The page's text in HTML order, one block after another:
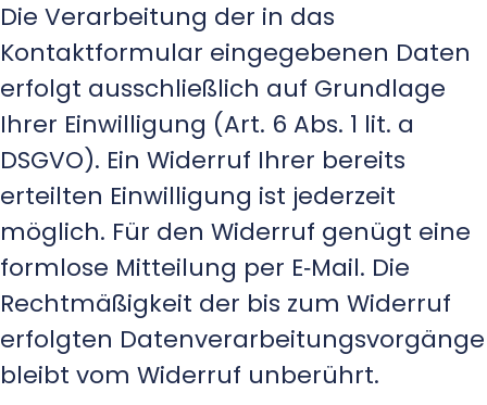
Die Verarbeitung der in das
Kontaktformular eingegebenen Daten
erfolgt ausschließlich auf Grundlage
Ihrer Einwilligung (Art. 6 Abs. 1 lit. a
DSGVO). Ein Widerruf Ihrer bereits
erteilten Einwilligung ist jederzeit
möglich. Für den Widerruf genügt eine
formlose Mitteilung per E‑Mail. Die
Rechtmäßigkeit der bis zum Widerruf
erfolgten Datenverarbeitungsvorgänge
bleibt vom Widerruf unberührt.